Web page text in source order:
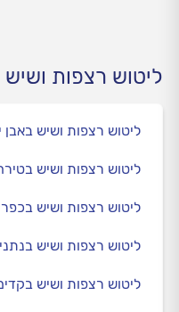
ליטוש רצפות ושיש
ליטוש רצפות ושיש באבן
ליטוש רצפות ושיש
ליטוש רצפות ושיש בכפר
ליטוש רצפות ושיש
ליטוש רצפות ושיש